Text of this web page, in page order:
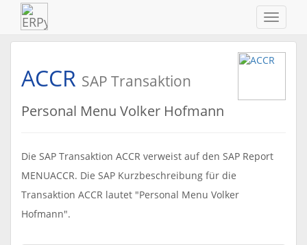
ein-/
ACCR SAP Transaktion
Personal Menu Volker Hofmann
Die SAP Transaktion ACCR verweist auf den SAP Report
MENUACCR. Die SAP Kurzbeschreibung für die
Transaktion ACCR lautet "Personal Menu Volker
Hofmann".